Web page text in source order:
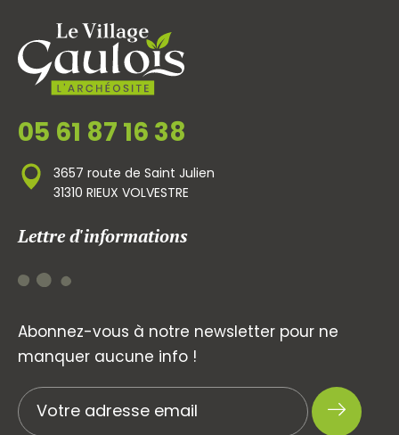
05 61 87 16 38
3657 route de Saint Julien
31310 RIEUX VOLVESTRE
Lettre d'informations
Abonnez-vous à notre newsletter pour ne
manquer aucune info !